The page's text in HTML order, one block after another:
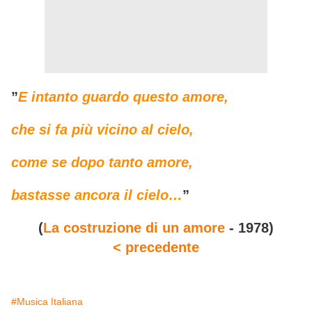
”E intanto guardo questo amore,
che si fa più vicino al cielo,
come se dopo tanto amore,
bastasse ancora il cielo…”
(La costruzione di un amore - 1978)
< precedente
#Musica Italiana